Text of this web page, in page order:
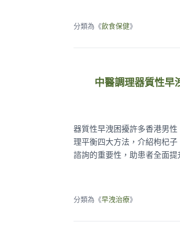
分類為《飲食保健》
中醫調理器質性早
器質性早洩困擾許多香港男
理平衡四大方法，介紹枸杞
諮詢的重要性，助患者全面提
分類為《早洩治療》